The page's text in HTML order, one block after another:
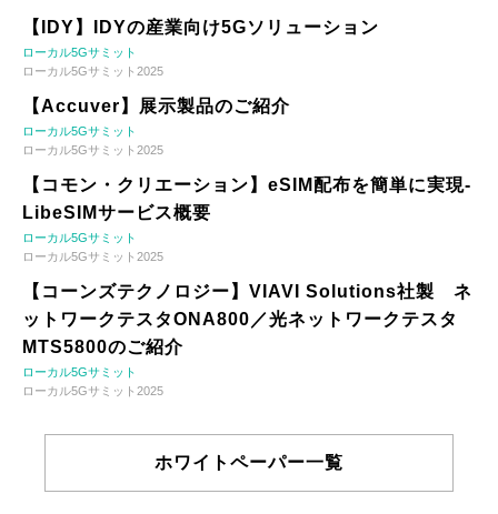
【IDY】IDYの産業向け5Gソリューション
ローカル5Gサミット
ローカル5Gサミット2025
【Accuver】展示製品のご紹介
ローカル5Gサミット
ローカル5Gサミット2025
【コモン・クリエーション】eSIM配布を簡単に実現-
LibeSIMサービス概要
ローカル5Gサミット
ローカル5Gサミット2025
【コーンズテクノロジー】VIAVI Solutions社製 ネ
ットワークテスタONA800／光ネットワークテスタ
MTS5800のご紹介
ローカル5Gサミット
ローカル5Gサミット2025
ホワイトペーパー一覧